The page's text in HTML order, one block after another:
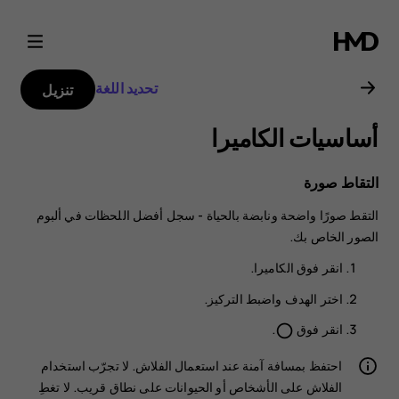
دليل
مستخدم
Nokia
G60
5G
تحديد اللغة تنزيل
أساسيات الكاميرا
التقاط صورة
التقط صورًا واضحة ونابضة بالحياة - سجل أفضل اللحظات في ألبوم
الصور الخاص بك.
انقر فوق الكاميرا.
اختر الهدف واضبط التركيز.
انقر فوق panorama_fish_eye
.
احتفظ بمسافة آمنة عند استعمال الفلاش. لا تجرّب استخدام
الفلاش على الأشخاص أو الحيوانات على نطاق قريب. لا تغطِ